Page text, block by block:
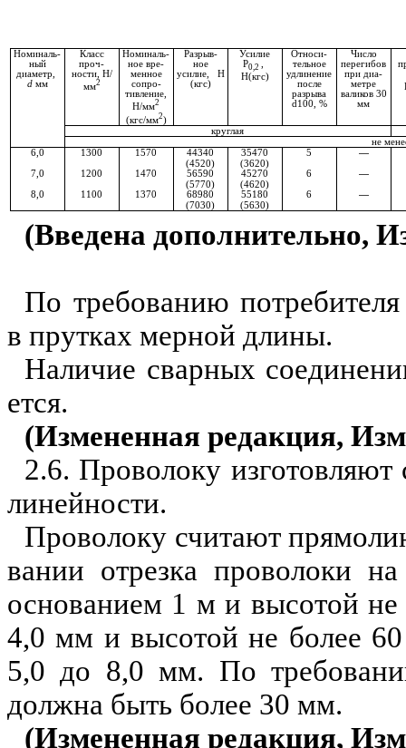
Номи­наль­
ный
диаметр,
dмм
Класс
проч­
ности, Н/
мм2
Номи­наль­
ное вре­
менное
сопро­
тивле­ние,
Н/мм2
(кгс/мм2)
Разрыв-
ное
усилие, Н
(кгс)
Усилие
Р0,2
Н(кгс)
Относи­
тельное
удлине­ние
после
разрыва
d 100, %
Число
пере­гибов
при диа­
метре
валиков 30
мм
круглая
не
6,0
1300 1570 44340 35470 5 —
(4520)
(3620)
7,0
1200 1470 56590 45270 6 —
(5770)
(4620)
8,0
1100 1370 68980 55180 6 —
(7030) (5630)
(Введена дополнительно,
По требованию потребителя
в прутках мерной длины.
Наличие сварных
ется.
(Измененная редакция,
2.6. Проволоку
линейности.
Проволоку считают
вании отрезка проволоки
основанием 1 м и высотой
4,0 мм и высотой не более
5,0 до 8,0 мм. По
должна быть более 30 мм.
(Измененная редакция,